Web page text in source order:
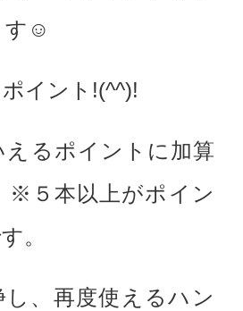
す☺
イント!(^^)!
えるポイントに加算
※５本以上がポイン
。
し、再度使えるハン